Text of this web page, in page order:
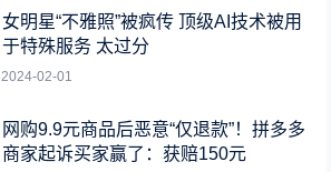
女明星“不雅照”被疯传 顶级AI技术被用
于特殊服务 太过分
2024-02-01
网购9.9元商品后恶意“仅退款”！拼多多
商家起诉买家赢了：获赔150元